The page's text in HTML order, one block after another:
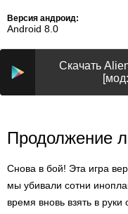
Версия андроид:
Android 8.0
Скачать
Продолжение
Снова в бой! Эта игра
мы убивали сотни
время вновь взять в руки